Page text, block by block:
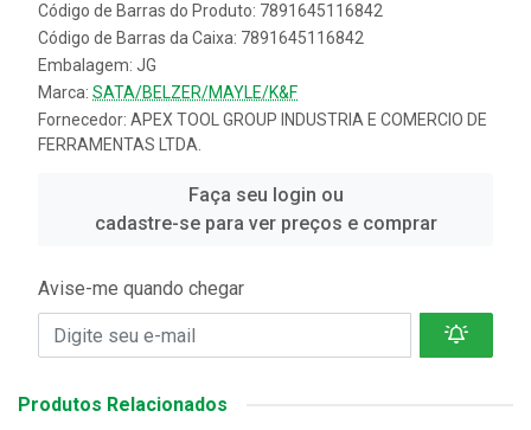
Código de Barras do Produto: 7891645116842
Código de Barras da Caixa: 7891645116842
Embalagem: JG
Marca: SATA/BELZER/MAYLE/K&F
Fornecedor: APEX TOOL GROUP INDUSTRIA E COMERCIO DE
FERRAMENTAS LTDA.
Faça seu login ou
cadastre-se para ver preços e comprar
Avise-me quando chegar
Produtos Relacionados